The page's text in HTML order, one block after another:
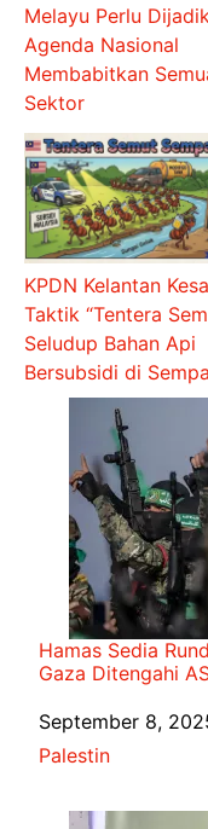
Melayu Perlu
Agenda Nasional
Membabitkan
Sektor
KPDN Kelantan
Taktik “Tentera
Seludup Bahan Api
Bersubsidi di
Hamas Sedia
Gaza Ditengahi
Date
September 8,
In relation to
Palestin